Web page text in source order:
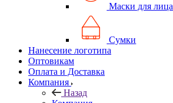
Маски для лица
Сумки
Нанесение логотипа
Оптовикам
Оплата и Доставка
Компания
Назад